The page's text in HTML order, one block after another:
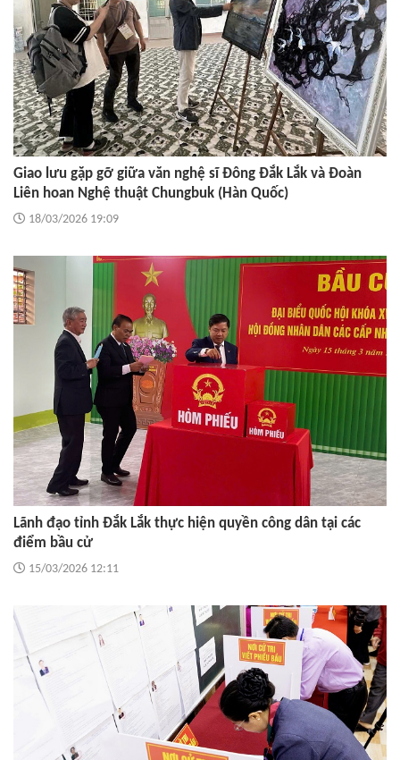
Giao lưu gặp gỡ giữa văn nghệ sĩ Đông Đắk Lắk và Đoàn
Liên hoan Nghệ thuật Chungbuk (Hàn Quốc)
18/03/2026 19:09
Lãnh đạo tỉnh Đắk Lắk thực hiện quyền công dân tại các
điểm bầu cử
15/03/2026 12:11